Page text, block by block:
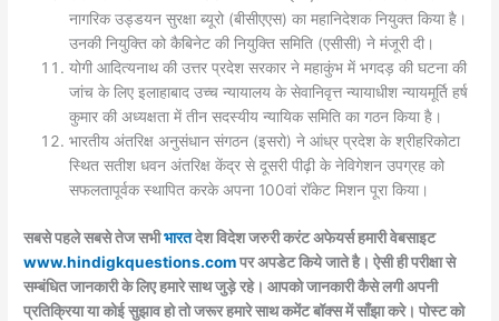
नागरिक उड्डयन सुरक्षा ब्यूरो (बीसीएएस) का महानिदेशक नियुक्त किया है।
उनकी नियुक्ति को कैबिनेट की नियुक्ति समिति (एसीसी) ने मंजूरी दी।
योगी आदित्यनाथ की उत्तर प्रदेश सरकार ने महाकुंभ में भगदड़ की घटना की
जांच के लिए इलाहाबाद उच्च न्यायालय के सेवानिवृत्त न्यायाधीश न्यायमूर्ति हर्ष
कुमार की अध्यक्षता में तीन सदस्यीय न्यायिक समिति का गठन किया है।
भारतीय अंतरिक्ष अनुसंधान संगठन (इसरो) ने आंध्र प्रदेश के श्रीहरिकोटा
स्थित सतीश धवन अंतरिक्ष केंद्र से दूसरी पीढ़ी के नेविगेशन उपग्रह को
सफलतापूर्वक स्थापित करके अपना 100वां रॉकेट मिशन पूरा किया।
सबसे पहले सबसे तेज सभीभारतदेश विदेश जरुरी करंट अफेयर्स हमारी वेबसाइट
www.hindigkquestions.comपर अपडेट किये जाते है। ऐसी ही परीक्षा से
सम्बंधित जानकारी के लिए हमारे साथ जुड़े रहे। आपको जानकारी कैसे लगी अपनी
प्रतिक्रिया या कोई सुझाव हो तो जरूर हमारे साथ कमेंट बॉक्स में साँझा करे। पोस्ट को